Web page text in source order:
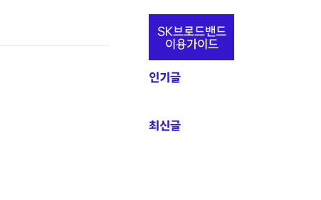
추
정
보
SK브로드밴드
이용가이드
인기글
최신글